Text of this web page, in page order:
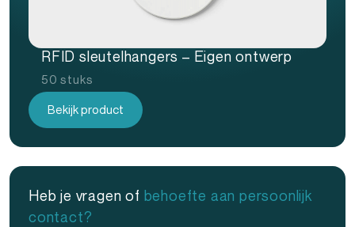
RFID sleutelhangers – Eigen ontwerp
50 stuks
Bekijk product
Heb je vragen of behoefte aan persoonlijk
contact?